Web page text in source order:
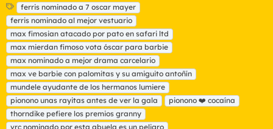
E
t
i
q
u
e
t
a
s
ferris nominado a 7 oscar mayer
ferris nominado al mejor vestuario
max fimosian atacado por pato en safari ltd
max mierdan fimoso vota óscar para barbie
max nominado a mejor drama carcelario
max ve barbie con palomitas y su amiguito antoñín
mundele ayudante de los hermanos lumiere
pionono unas rayitas antes de ver la gala
pionono ❤️ cocaína
thorndike pefiere los premios granny
vrc nominado por esta abuela es un peligro